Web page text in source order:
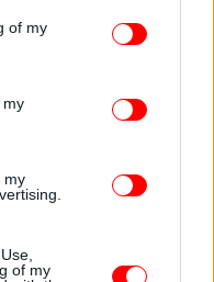
You may click to
its third-party tags to
in below Google
of my
my
my
of my
ολλανδικής εταιρείας
Η καλύτερη όλων